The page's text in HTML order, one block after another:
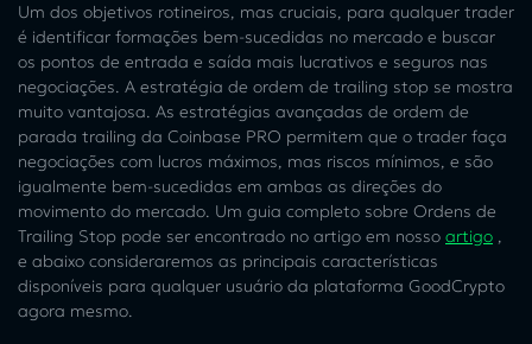
Um dos objetivos rotineiros, mas cruciais, para qualquer trader
é identificar formações bem-sucedidas no mercado e buscar
os pontos de entrada e saída mais lucrativos e seguros nas
negociações. A estratégia de ordem de trailing stop se mostra
muito vantajosa. As estratégias avançadas de ordem de
parada trailing da Coinbase PRO permitem que o trader faça
negociações com lucros máximos, mas riscos mínimos, e são
igualmente bem-sucedidas em ambas as direções do
movimento do mercado. Um guia completo sobre Ordens de
Trailing Stop pode ser encontrado no artigo em nosso artigo ,
e abaixo consideraremos as principais características
disponíveis para qualquer usuário da plataforma GoodCrypto
agora mesmo.